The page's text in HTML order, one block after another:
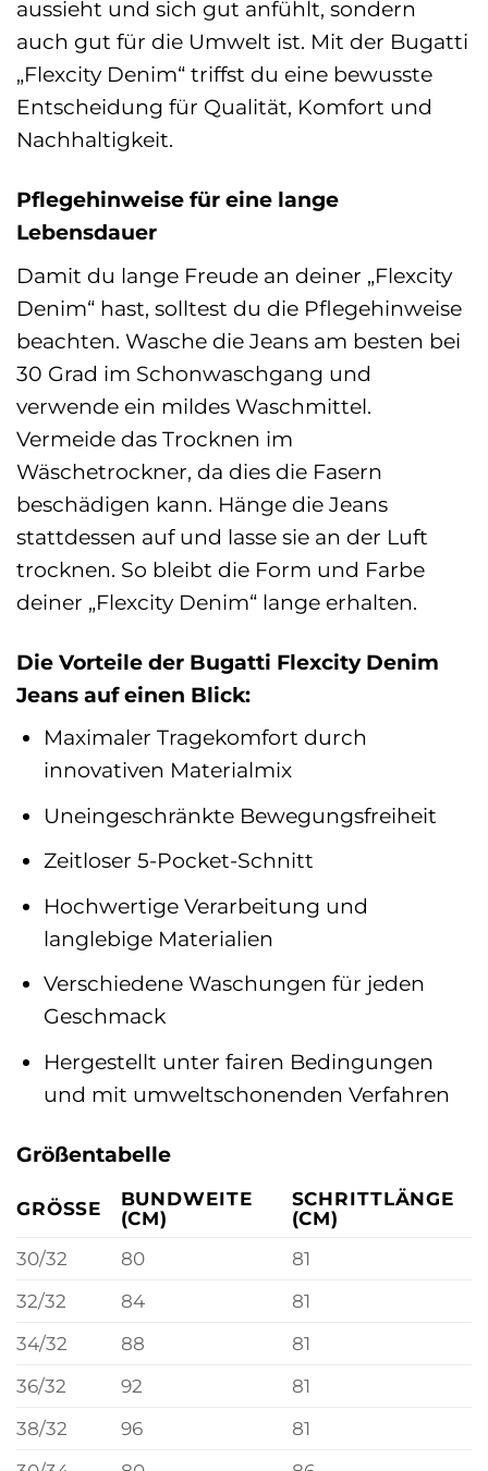
aussieht und sich gut anfühlt, sondern
auch gut für die Umwelt ist. Mit der Bugatti
„Flexcity Denim“ triffst du eine bewusste
Entscheidung für Qualität, Komfort und
Nachhaltigkeit.
Pflegehinweise für eine lange
Lebensdauer
Damit du lange Freude an deiner „Flexcity
Denim“ hast, solltest du die Pflegehinweise
beachten. Wasche die Jeans am besten bei
30 Grad im Schonwaschgang und
verwende ein mildes Waschmittel.
Vermeide das Trocknen im
Wäschetrockner, da dies die Fasern
beschädigen kann. Hänge die Jeans
stattdessen auf und lasse sie an der Luft
trocknen. So bleibt die Form und Farbe
deiner „Flexcity Denim“ lange erhalten.
Die Vorteile der Bugatti Flexcity Denim
Jeans auf einen Blick:
Maximaler Tragekomfort durch
innovativen Materialmix
Uneingeschränkte Bewegungsfreiheit
Zeitloser 5-Pocket-Schnitt
Hochwertige Verarbeitung und
langlebige Materialien
Verschiedene Waschungen für jeden
Geschmack
Hergestellt unter fairen Bedingungen
und mit umweltschonenden Verfahren
Größentabelle
GRÖSSE
BUNDWEITE
(CM)
SCHRITTLÄNGE
(CM)
30/32
80
81
32/32
84
81
34/32
88
81
36/32
92
81
38/32
96
81